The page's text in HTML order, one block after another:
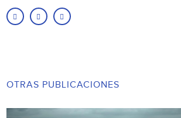
OTRAS PUBLICACIONES